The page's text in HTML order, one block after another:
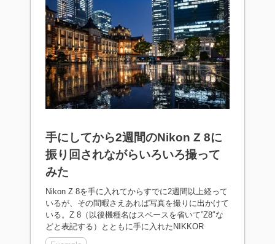
手にしてから2週間のNikon Z 8に
振り回されながらいろいろ撮って
みた
Nikon Z 8を手に入れてからすでに2週間以上経って
いるが、その間暇さえあれば写真を撮りに出かけて
いる。Z 8（以後機種名はスペースを省いて”Z8″な
どと表記する）とともに手に入れたNIKKOR